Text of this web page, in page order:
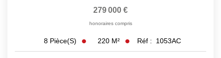
279 000 €
honoraires compris
8 Pièce(s) 220 M² Réf : 1053AC